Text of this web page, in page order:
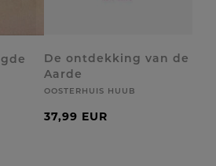
De ontdekking van de
Aarde
OOSTERHUIS HUUB
37,99 EUR